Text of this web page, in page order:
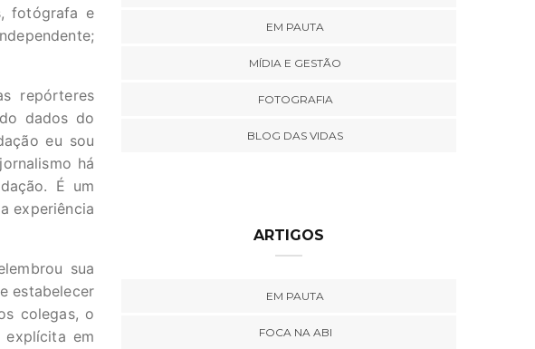
fotógrafa e
repórteres
dados do
eu sou
há
É um
experiência
sua
estabelecer
colegas, o
em
EM PAUTA
MÍDIA E GESTÃO
FOTOGRAFIA
BLOG DAS VIDAS
ARTIGOS
EM PAUTA
FOCA NA ABI